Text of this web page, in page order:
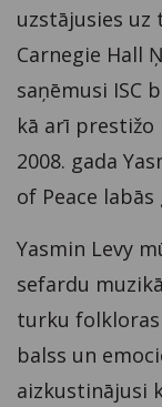
uzstājusies uz
Carnegie Hall
saņēmusi ISC
kā arī prestižo
2008. gada
of Peace
Yasmin Levy
sefardu
turku folkloras
balss un
aizkustinājusi